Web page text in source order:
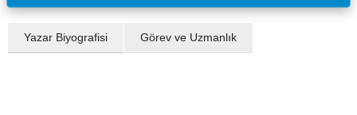
Yazar Biyografisi Görev ve Uzmanlık